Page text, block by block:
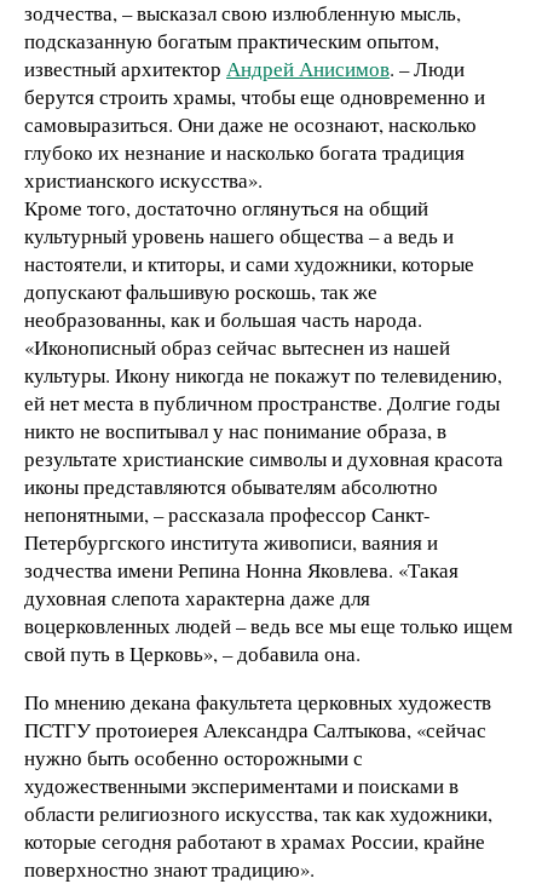
зодчества, – высказал свою излюбленную мысль,
подсказанную богатым практическим опытом,
известный архитектор Андрей Анисимов. – Люди
берутся строить храмы, чтобы еще одновременно и
самовыразиться. Они даже не осознают, насколько
глубоко их незнание и насколько богата традиция
христианского искусства».
Кроме того, достаточно оглянуться на общий
культурный уровень нашего общества – а ведь и
настоятели, и ктиторы, и сами художники, которые
допускают фальшивую роскошь, так же
необразованны, как и большая часть народа.
«Иконописный образ сейчас вытеснен из нашей
культуры. Икону никогда не покажут по телевидению,
ей нет места в публичном пространстве. Долгие годы
никто не воспитывал у нас понимание образа, в
результате христианские символы и духовная красота
иконы представляются обывателям абсолютно
непонятными, – рассказала профессор Санкт-
Петербургского институтаживописи, ваяния и
зодчества имени Репина Нонна Яковлева. «Такая
духовная слепота характерна даже для
воцерковленных людей – ведь все мы еще только ищем
свой путь в Церковь», – добавила она.
По мнению декана факультета церковных художеств
ПСТГУ протоиерея Александра Салтыкова, «сейчас
нужно быть особенно осторожными с
художественными экспериментами и поисками в
области религиозного искусства, так как художники,
которые сегодня работают в храмах России, крайне
поверхностно знают традицию».